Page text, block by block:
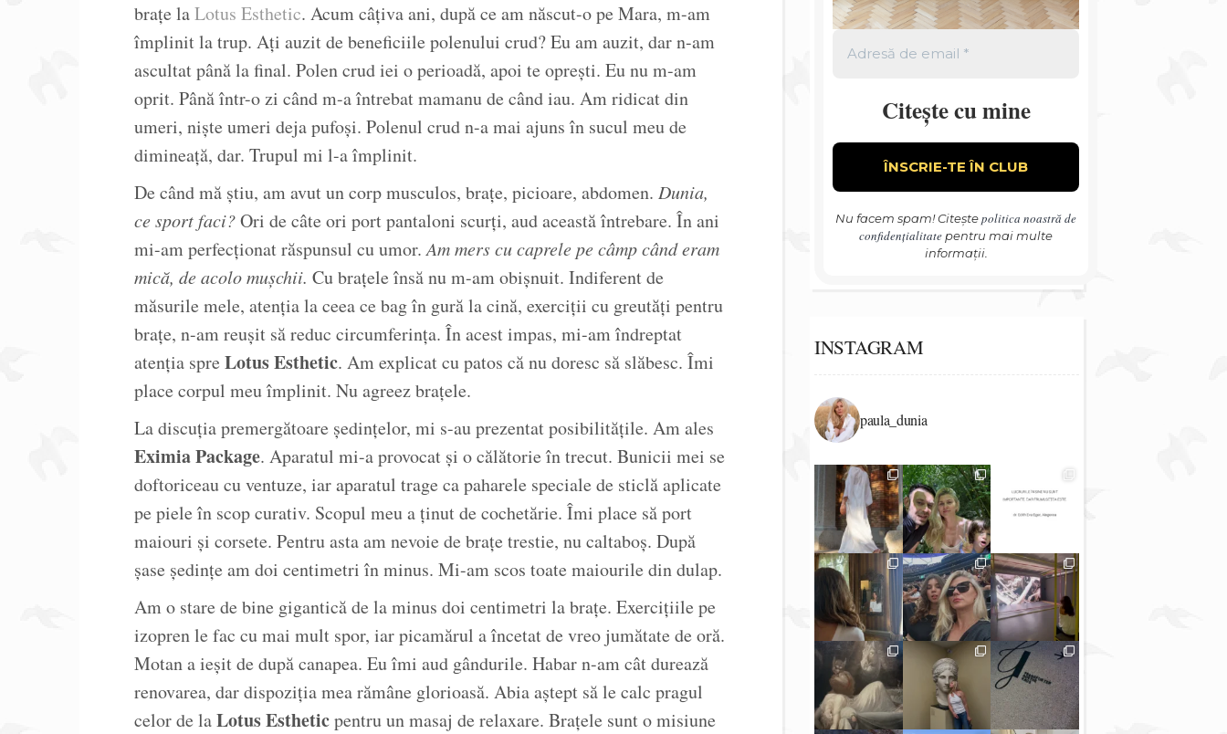
brațe laLotus Esthetic. Acum câțiva ani, după ce am născut-o pe Mara, m-am
împlinit la trup. Ați auzit de beneficiile polenului crud? Eu am auzit, dar n-am
ascultat până la final. Polen crud iei o perioadă, apoi te oprești. Eu nu m-am
oprit. Până într-o zi când m-a întrebat mamanu de când iau. Am ridicat din
umeri, niște umeri deja pufoși. Polenul crud n-a mai ajuns în sucul meu de
dimineață, dar. Trupul mi l-a împlinit.
De când mă știu, am avut un corp musculos, brațe, picioare, abdomen. Dunia,
ce sport faci?Ori de câte ori port pantaloni scurți, aud această întrebare. În ani
mi-am perfecționat răspunsul cu umor.Am mers cu caprele pe câmp când eram
mică, de acolo mușchii. Cu brațele însă nu m-am obișnuit. Indiferent de
măsurile mele, atenția la ceea ce bag în gură la cină, exerciții cu greutăți pentru
brațe, n-am reușit să reduc circumferința. În acest impas, mi-am îndreptat
atenția spre Lotus Esthetic. Am explicat cu patos că nu doresc să slăbesc. Îmi
place corpul meu împlinit. Nu agreez brațele.
La discuția premergătoare ședințelor, mi s-au prezentat posibilitățile. Am ales
Eximia Package. Aparatul mi-a provocat și o călătorie în trecut. Bunicii mei se
doftoriceau cu ventuze, iar aparatul trage ca paharele speciale de sticlă aplicate
pe piele în scop curativ. Scopul meu a ținut de cochetărie. Îmi place să port
maiouri și corsete. Pentru asta am nevoie de brațe trestie, nu caltaboș. După
șase ședințe am doi centimetri în minus. Mi-am scos toate maiourile din dulap.
Am o stare de bine gigantică de la minus doi centimetri la brațe. Exercițiile pe
izopren le fac cu mai mult spor, iar picamărul a încetat de vreo jumătate de oră.
Motan a ieșit de după canapea. Eu îmi aud gândurile. Habar n-am cât durează
renovarea, dar dispoziția mea rămâne glorioasă. Abia aștept să le calc pragul
celor de laLotus Estheticpentru un masaj de relaxare. Brațele sunt o misiune
Citește cu mine
Nu facem spam! Citeștepolitica noastră de
confidențialitate pentru mai multe
informații.
INSTAGRAM
paula_dunia